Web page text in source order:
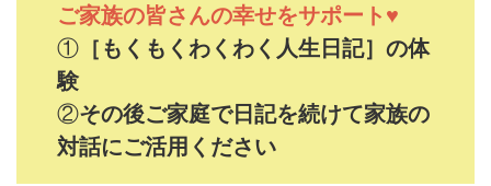
ご家族の皆さんの幸せをサポート♥
① ［もくもくわくわく人生日記］の体
験
②その後ご家庭で日記を続けて家族の
対話にご活用ください